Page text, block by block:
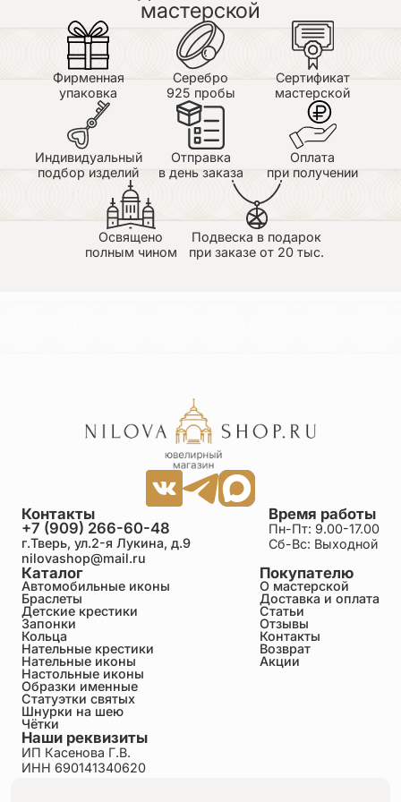
Больше подходит мужчинам с точки зрения
внешнего вида
мастерской
Фирменная
упаковка
Серебро
925 пробы
Сертификат
мастерской
Индивидуальный
подбор изделий
Отправка
в день заказа
Оплата
при получении
Освящено
полным чином
Подвеска в подарок
при заказе от 20 тыс.
Каталог
Автомобильные иконы
Браслеты
Детские крестики
Запонки
Кольца
Нательные крестики
Нательные иконы
Настольные иконы
Образки именные
Статуэтки святых
Шнурки на шею
Чётки
Покупателю
О мастерской
Доставка и оплата
Статьи
Отзывы
Контакты
Возврат
Акции
Время работы
Пн-Пт: 9.00-17.00
Сб-Вс: Выходной
Контакты
+7 (909) 266-60-48
г.Тверь, ул.2-я Лукина, д.9
nilovashop@mail.ru
Наши реквизиты
ИП Касенова Г.В.
ИНН 690141340620